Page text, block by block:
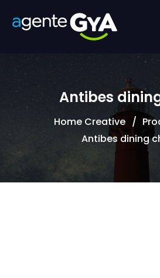
Antibes
Home Creative
Antibes dining